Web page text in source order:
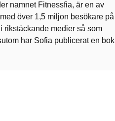
namnet Fitnessfia, är en av
över 1,5 miljon besökare på
rikstäckande medier så som
har Sofia publicerat en bok